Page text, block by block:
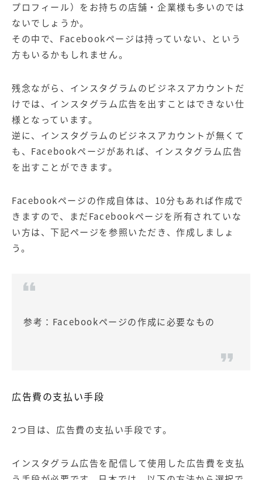
プロフィール）をお持ちの店舗・企業様も多いのでは
ないでしょうか。
その中で、Facebookページは持っていない、という
方もいるかもしれません。
残念ながら、インスタグラムのビジネスアカウントだ
けでは、インスタグラム広告を出すことはできない仕
様となっています。
逆に、インスタグラムのビジネスアカウントが無くて
も、Facebookページがあれば、インスタグラム広告
を出すことができます。
Facebookページの作成自体は、10分もあれば作成で
きますので、まだFacebookページを所有されていな
い方は、下記ページを参照いただき、作成しましょ
う。
参考： Facebookページの作成に必要なもの
広告費の支払い手段
2つ目は、広告費の支払い手段です。
インスタグラム広告を配信して使用した広告費を支払